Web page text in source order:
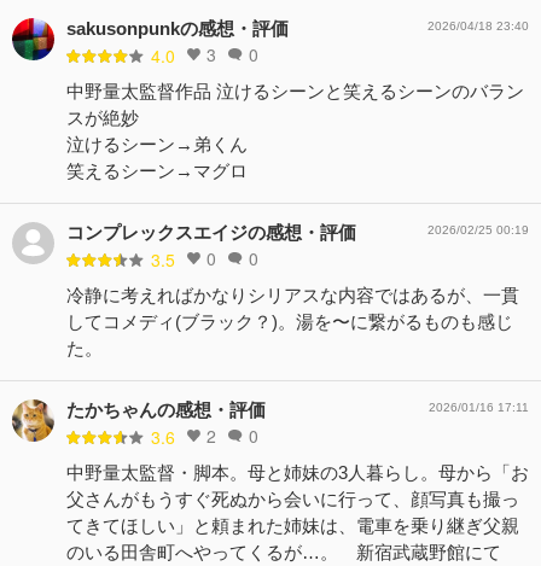
sakusonpunkの感想・評価
4.0 3 0
2026/04/18 23:40
中野量太監督作品 泣けるシーンと笑えるシーンのバラン
スが絶妙
泣けるシーン→弟くん
笑えるシーン→マグロ
コンプレックスエイジの感想・評価
3.5 0 0
2026/02/25 00:19
冷静に考えればかなりシリアスな内容ではあるが、一貫
してコメディ(ブラック？)。湯を〜に繋がるものも感じ
た。
たかちゃんの感想・評価
3.6 2 0
2026/01/16 17:11
中野量太監督・脚本。母と姉妹の3人暮らし。母から「お
父さんがもうすぐ死ぬから会いに行って、顔写真も撮っ
てきてほしい」と頼まれた姉妹は、電車を乗り継ぎ父親
のいる田舎町へやってくるが…。 新宿武蔵野館にて